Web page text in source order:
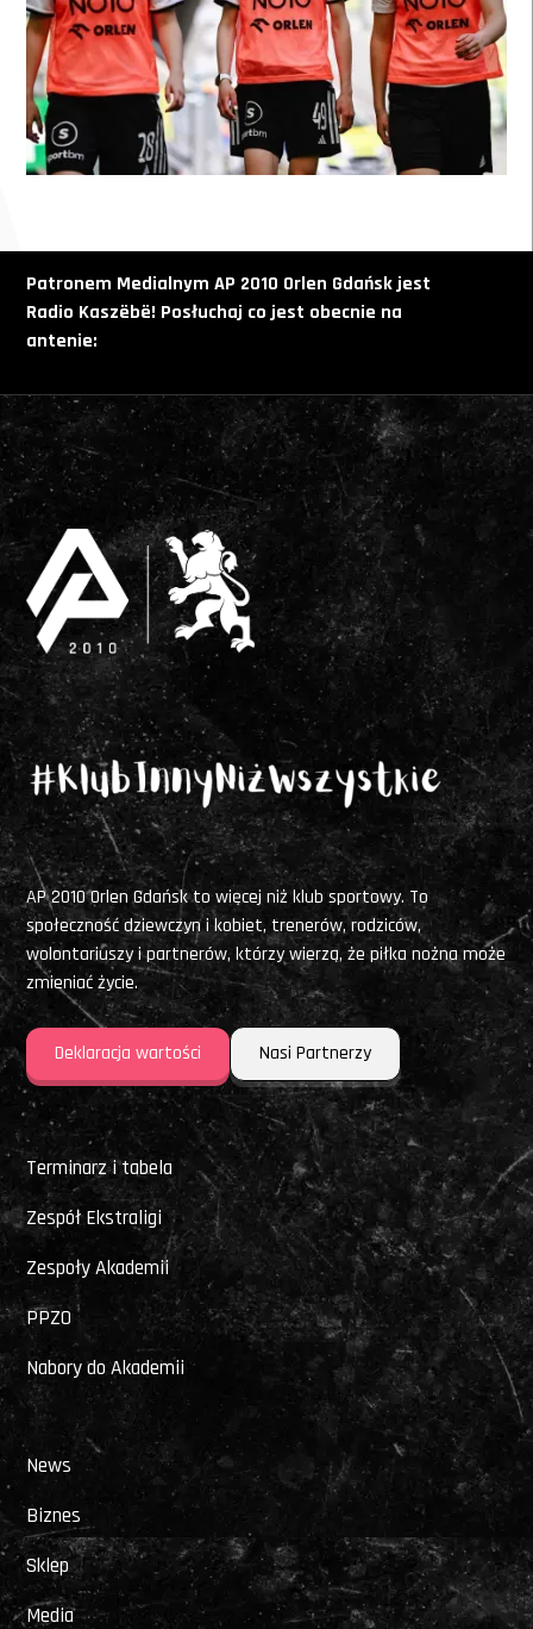
Patronem Medialnym AP 2010 Orlen Gdańsk jest
Radio Kaszëbë! Posłuchaj co jest obecnie na
antenie:
AP 2010 Orlen Gdańsk to więcej niż klub sportowy. To
społeczność dziewczyn i kobiet, trenerów, rodziców,
wolontariuszy i partnerów, którzy wierzą, że piłka nożna może
zmieniać życie.
Deklaracja wartości Nasi Partnerzy
Terminarz i tabela
Zespół Ekstraligi
Zespoły Akademii
PPZO
Nabory do Akademii
News
Biznes
Sklep
Media